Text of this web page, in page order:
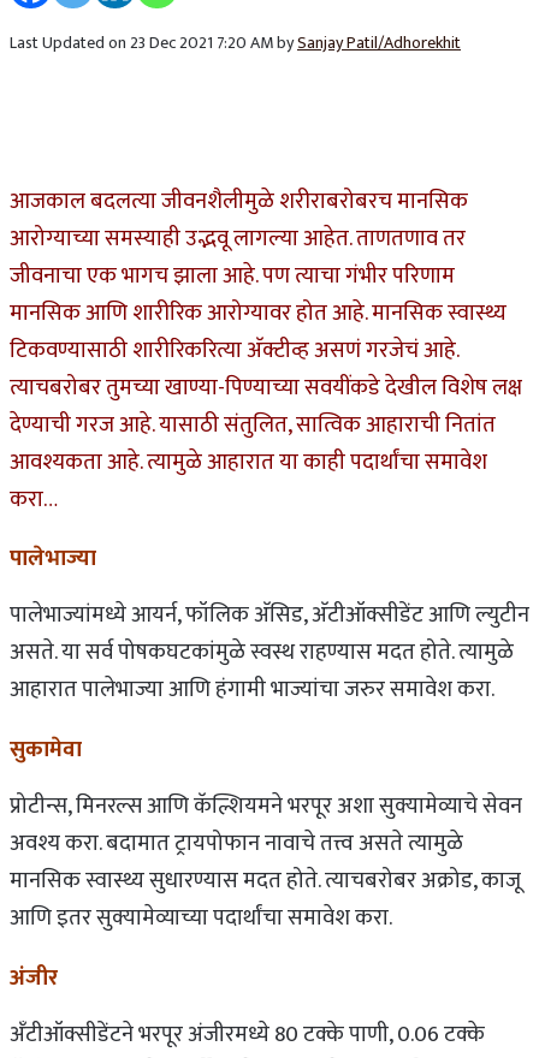
Last Updated on 23 Dec 2021 7:20 AM bySanjay Patil/Adhorekhit
आजकाल बदलत्या जीवनशैलीमुळे शरीराबरोबरच मानसिक
आरोग्याच्या समस्याही उद्भवू लागल्या आहेत. ताणतणाव तर
जीवनाचा एक भागच झाला आहे. पण त्याचा गंभीर परिणाम
मानसिक आणि शारीरिक आरोग्यावर होत आहे. मानसिक स्वास्थ्य
टिकवण्यासाठी शारीरिकरित्याअ‍ॅक्टीव्ह असणं गरजेचं आहे.
त्याचबरोबर तुमच्या खाण्या-पिण्याच्या सवयींकडे देखील विशेष लक्ष
देण्याची गरज आहे. यासाठी संतुलित, सात्विक आहाराची नितांत
आवश्यकता आहे. त्यामुळे आहारात या काही पदार्थांचा समावेश
करा…
पालेभाज्या
पालेभाज्यांमध्ये आयर्न, फॉलिक अ‍ॅसिड, अ‍ॅटीऑक्सीडेंट आणि ल्युटीन
असते. या सर्व पोषकघटकांमुळे स्वस्थ राहण्यास मदत होते. त्यामुळे
आहारात पालेभाज्या आणि हंगामी भाज्यांचा जरुर समावेश करा.
सुकामेवा
प्रोटीन्स, मिनरल्स आणि कॅल्शियमने भरपूर अशा सुक्यामेव्याचे सेवन
अवश्य करा. बदामात ट्रायपोफान नावाचे तत्त्व असते त्यामुळे
मानसिक स्वास्थ्य सुधारण्यास मदत होते. त्याचबरोबर अक्रोड, काजू
आणि इतर सुक्यामेव्याच्या पदार्थांचा समावेश करा.
अंजीर
अ‍ॅंटीऑक्सीडेंटने भरपूर अंजीरमध्ये 80 टक्के पाणी, 0.06 टक्के